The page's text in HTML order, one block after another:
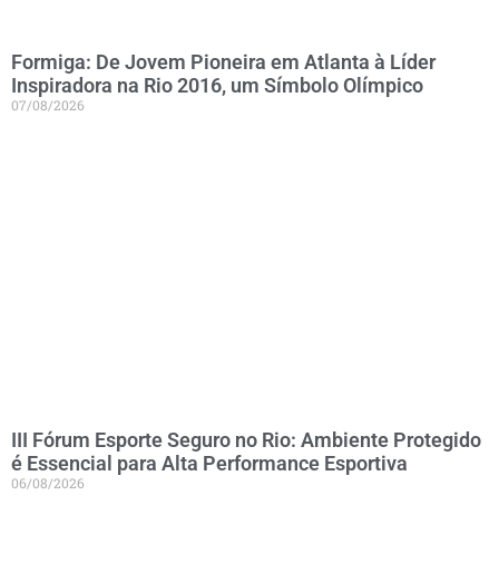
Formiga: De Jovem Pioneira em Atlanta à Líder
Inspiradora na Rio 2016, um Símbolo Olímpico
07/08/2026
III Fórum Esporte Seguro no Rio: Ambiente Protegido
é Essencial para Alta Performance Esportiva
06/08/2026